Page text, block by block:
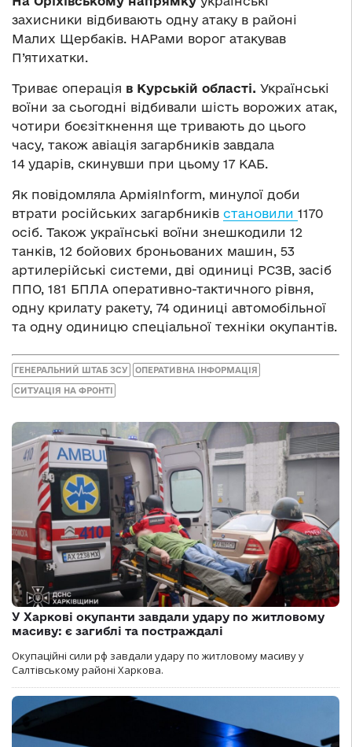
захисники відбивають одну атаку в районі
Малих Щербаків. НАРами ворог атакував
П’ятихатки.
Триває операція в Курській області. Українські
воїни за сьогодні відбивали шість ворожих атак,
чотири боєзіткнення ще тривають до цього
часу, також авіація загарбників завдала
14 ударів, скинувши при цьому 17 КАБ.
Як повідомляла АрміяInform, минулої доби
втрати російських загарбників становили 1170
осіб. Також українські воїни знешкодили 12
танків, 12 бойових броньованих машин, 53
артилерійські системи, дві одиниці РСЗВ, засіб
ППО, 181 БПЛА оперативно-тактичного рівня,
одну крилату ракету, 74 одиниці автомобільної
та одну одиницю спеціальної техніки окупантів.
ГЕНЕРАЛЬНИЙ ШТАБ ЗСУ ОПЕРАТИВНА ІНФОРМАЦІЯ
СИТУАЦІЯ НА ФРОНТІ
У Харкові окупанти завдали удару по житловому
масиву: є загиблі та постраждалі
Окупаційні сили рф завдали удару по житловому масиву у
Салтівському районі Харкова.